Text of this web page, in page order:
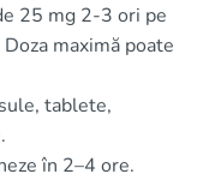
25 mg 2-3 ori pe
maximă poate
tablete,
în 2–4 ore.